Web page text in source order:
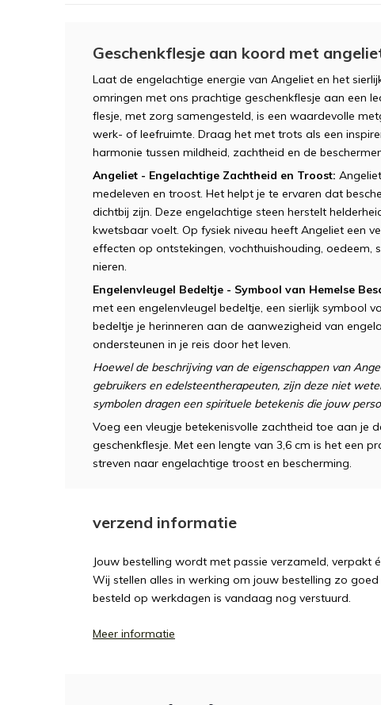
Geschenkflesje aan koord met
Laat de engelachtige energie van Angeliet en het
omringen met ons prachtige geschenkflesje aan een
flesje, met zorg samengesteld, is een waardevolle
werk- of leefruimte. Draag het met trots als een
harmonie tussen mildheid, zachtheid en de
Angeliet - Engelachtige Zachtheid en Troost:
medeleven en troost. Het helpt je te ervaren dat
dichtbij zijn. Deze engelachtige steen herstelt
kwetsbaar voelt. Op fysiek niveau heeft Angeliet een
effecten op ontstekingen, vochthuishouding, oedeem,
nieren.
Engelenvleugel Bedeltje - Symbool van Hemelse
met een engelenvleugel bedeltje, een sierlijk symbool
bedeltje je herinneren aan de aanwezigheid van
ondersteunen in je reis door het leven.
Hoewel de beschrijving van de eigenschappen van
gebruikers en edelsteentherapeuten, zijn deze niet
symbolen dragen een spirituele betekenis die jouw
Voeg een vleugje betekenisvolle zachtheid toe aan je
geschenkflesje. Met een lengte van 3,6 cm is het een
streven naar engelachtige troost en bescherming.
verzend informatie
Jouw bestelling wordt met passie verzameld, verpakt
Wij stellen alles in werking om jouw bestelling zo
besteld op werkdagen is vandaag nog verstuurd.
Meer informatie